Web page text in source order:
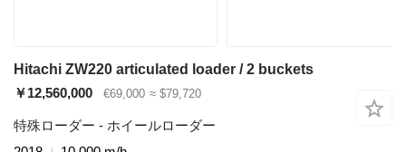
Hitachi ZW220 articulated loader / 2 buckets
￥12,560,000
€69,000 ≈ $79,720
特殊ローダー - ホイールローダー